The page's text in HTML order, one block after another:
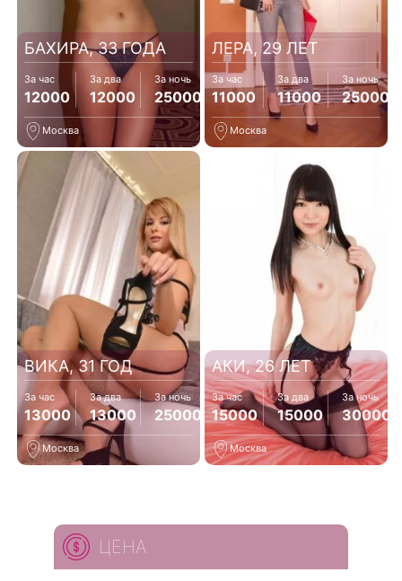
БАХИРА, 33 ГОДА
За час
12000
За два
12000
За ночь
25000
Москва
ЛЕРА, 29 ЛЕТ
За час
11000
За два
11000
За ночь
25000
Москва
ВИКА, 31 ГОД
За час
13000
За два
13000
За ночь
25000
Москва
АКИ, 26 ЛЕТ
За час
15000
За два
15000
За ночь
30000
Москва
ЦЕНА